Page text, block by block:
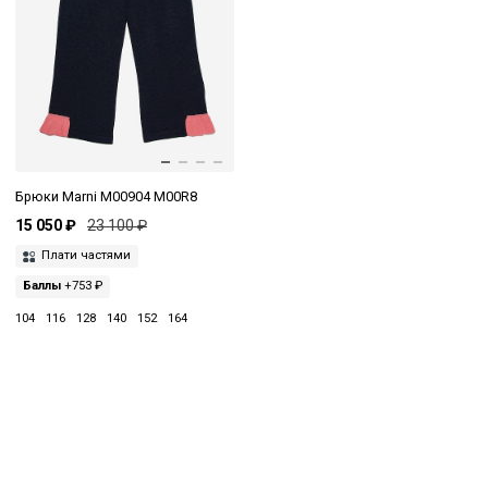
Брюки Marni M00904 M00R8
15 050 ₽ 23 100 ₽
Плати частями
Баллы +753 ₽
104 116 128 140 152 164